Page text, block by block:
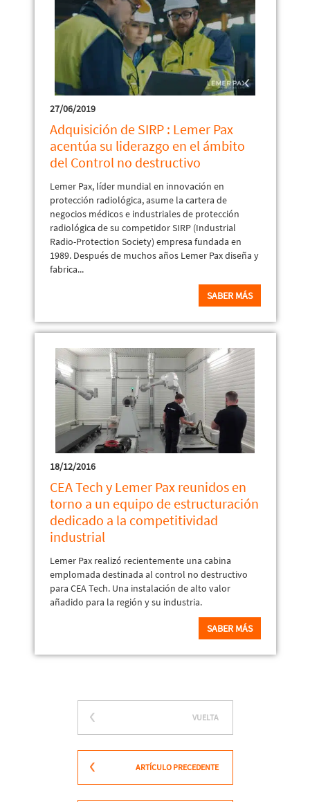
27/06/2019
Adquisición de SIRP : Lemer Pax
acentúa su liderazgo en el ámbito
del Control no destructivo
Lemer Pax, líder mundial en innovación en
protección radiológica, asume la cartera de
negocios médicos e industriales de protección
radiológica de su competidor SIRP (Industrial
Radio-Protection Society) empresa fundada en
1989. Después de muchos años Lemer Pax diseña y
fabrica...
SABER MÁS
18/12/2016
CEA Tech y Lemer Pax reunidos en
torno a un equipo de estructuración
dedicado a la competitividad
industrial
Lemer Pax realizó recientemente una cabina
emplomada destinada al control no destructivo
para CEA Tech. Una instalación de alto valor
añadido para la región y su industria.
SABER MÁS
VUELTA
ARTÍCULO PRECEDENTE